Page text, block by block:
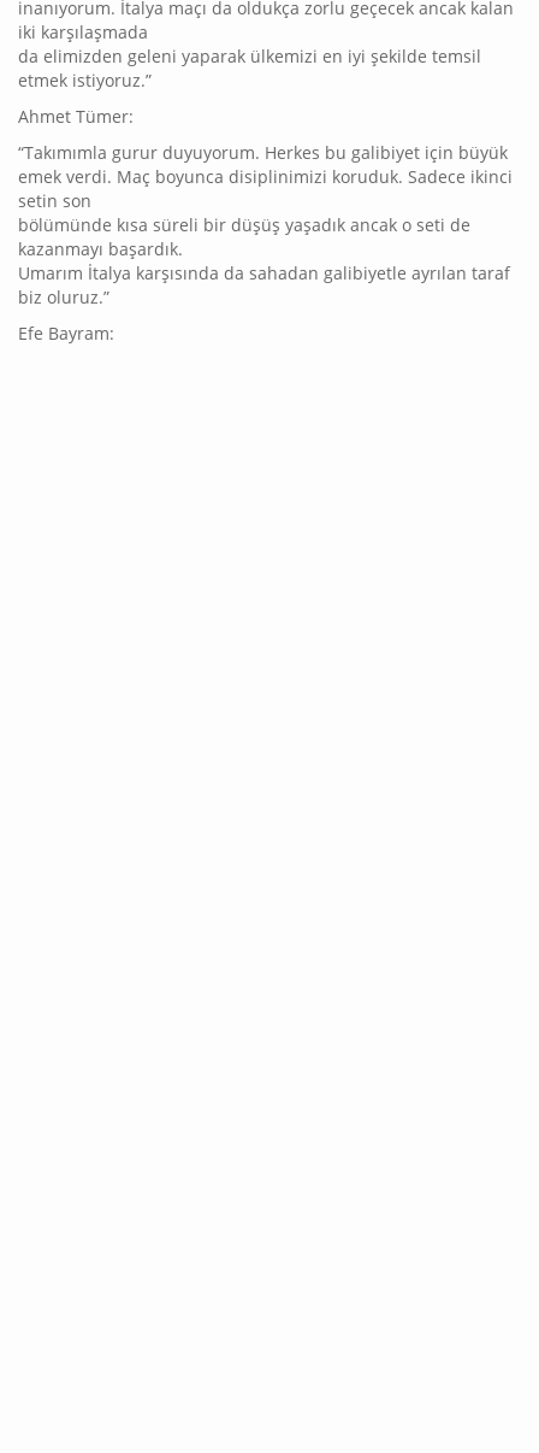
inanıyorum. İtalya maçı da oldukça zorlu geçecek ancak kalan
iki karşılaşmada
da elimizden geleni yaparak ülkemizi en iyi şekilde temsil
etmek istiyoruz.”
Ahmet Tümer:
“Takımımla gurur duyuyorum. Herkes bu galibiyet için büyük
emek verdi. Maç boyunca disiplinimizi koruduk. Sadece ikinci
setin son
bölümünde kısa süreli bir düşüş yaşadık ancak o seti de
kazanmayı başardık.
Umarım İtalya karşısında da sahadan galibiyetle ayrılan taraf
biz oluruz.”
Efe Bayram: